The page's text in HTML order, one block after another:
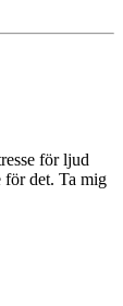
för ljud
för det. Ta mig